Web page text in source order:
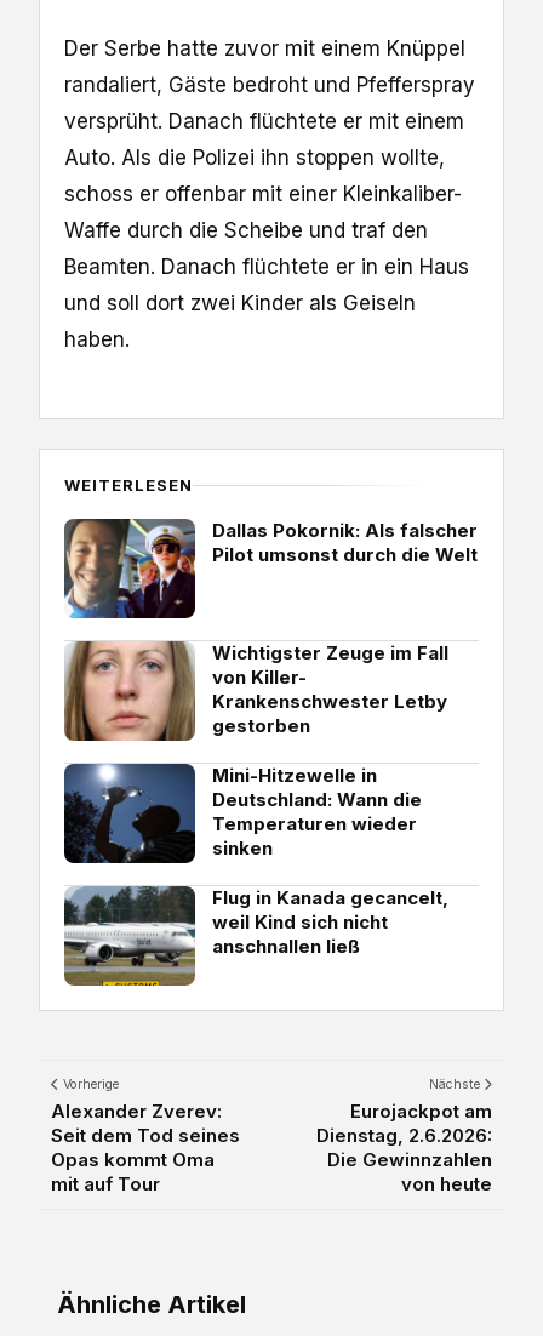
Der Serbe hatte zuvor mit einem Knüppel
randaliert, Gäste bedroht und Pfefferspray
versprüht. Danach flüchtete er mit einem
Auto. Als die Polizei ihn stoppen wollte,
schoss er offenbar mit einer Kleinkaliber-
Waffe durch die Scheibe und traf den
Beamten. Danach flüchtete er in ein Haus
und soll dort zwei Kinder als Geiseln
haben.
WEITERLESEN
Dallas Pokornik: Als falscher
Pilot umsonst durch die Welt
Wichtigster Zeuge im Fall
von Killer-
Krankenschwester Letby
gestorben
Mini-Hitzewelle in
Deutschland: Wann die
Temperaturen wieder
sinken
Flug in Kanada gecancelt,
weil Kind sich nicht
anschnallen ließ
Vorherige
Alexander Zverev:
Seit dem Tod seines
Opas kommt Oma
mit auf Tour
Nächste
Eurojackpot am
Dienstag, 2.6.2026:
Die Gewinnzahlen
von heute
Ähnliche Artikel